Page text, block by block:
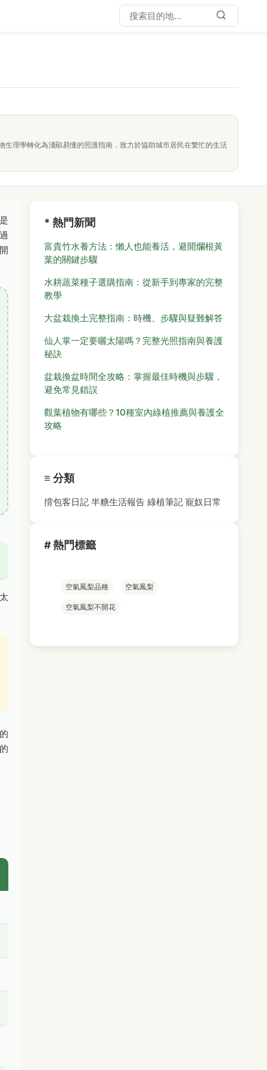
理學轉化為淺顯易懂的照護指南，致力於協助城市居民在繁忙的生活
* 熱門新聞
富貴竹水養方法：懶人也能養活，避開爛根黃
葉的關鍵步驟
水耕蔬菜種子選購指南：從新手到專家的完整
教學
大盆栽換土完整指南：時機、步驟與疑難解答
仙人掌一定要曬太陽嗎？完整光照指南與養護
秘訣
盆栽換盆時間全攻略：掌握最佳時機與步驟，
避免常見錯誤
觀葉植物有哪些？10種室內綠植推薦與養護全
攻略
≡ 分類
揹包客日記 半糖生活報告 綠植筆記 寵奴日常
# 熱門標籤
空氣鳳梨品種 空氣鳳梨
空氣鳳梨不開花